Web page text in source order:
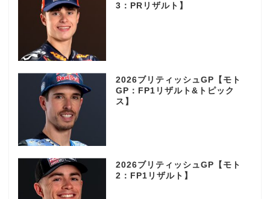
3：PRリザルト】
2026ブリティッシュGP【モト
GP：FP1リザルト&トピック
ス】
2026ブリティッシュGP【モト
2：FP1リザルト】